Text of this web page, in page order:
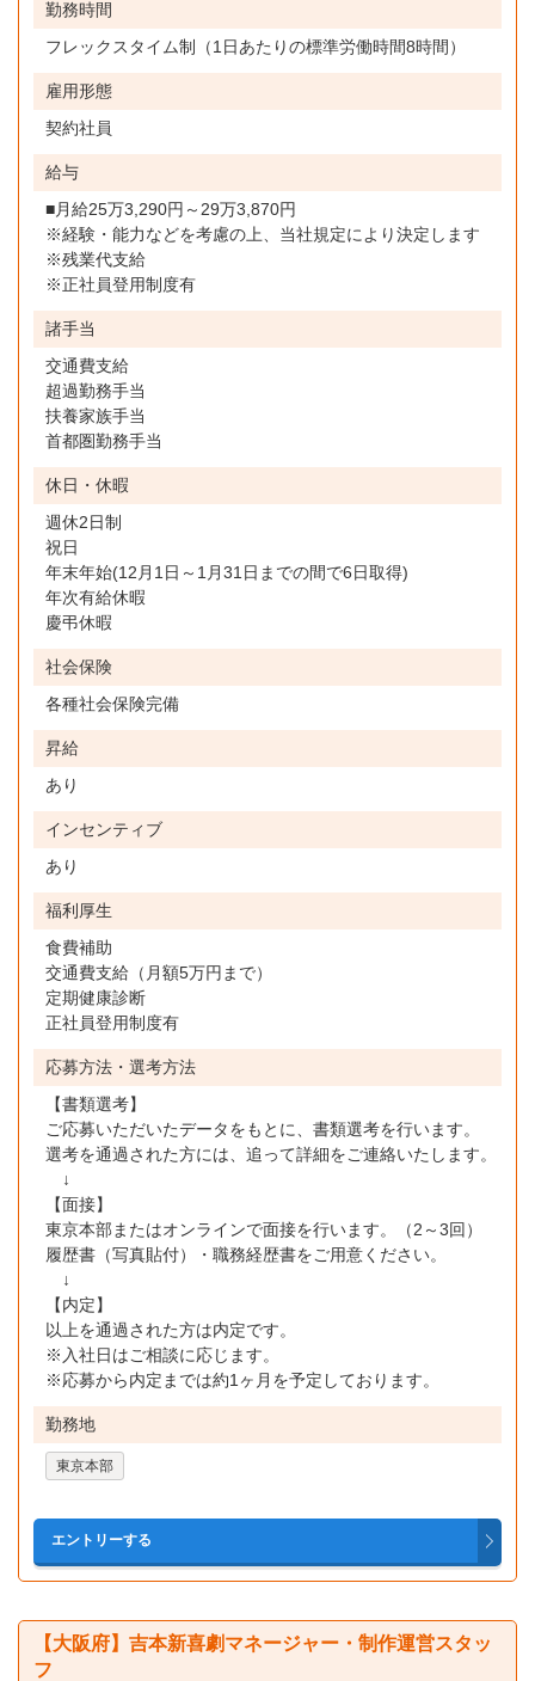
勤務時間
フレックスタイム制（1日あたりの標準労働時間8時間）
雇用形態
契約社員
給与
■月給25万3,290円～29万3,870円
※経験・能力などを考慮の上、当社規定により決定します
※残業代支給
※正社員登用制度有
諸手当
交通費支給
超過勤務手当
扶養家族手当
首都圏勤務手当
休日・休暇
週休2日制
祝日
年末年始(12月1日～1月31日までの間で6日取得)
年次有給休暇
慶弔休暇
社会保険
各種社会保険完備
昇給
あり
インセンティブ
あり
福利厚生
食費補助
交通費支給（月額5万円まで）
定期健康診断
正社員登用制度有
応募方法・選考方法
【書類選考】
ご応募いただいたデータをもとに、書類選考を行います。
選考を通過された方には、追って詳細をご連絡いたします。
↓
【面接】
東京本部またはオンラインで面接を行います。（2～3回）
履歴書（写真貼付）・職務経歴書をご用意ください。
↓
【内定】
以上を通過された方は内定です。
※入社日はご相談に応じます。
※応募から内定までは約1ヶ月を予定しております。
勤務地
東京本部
【大阪府】吉本新喜劇マネージャー・制作運営スタッ
フ